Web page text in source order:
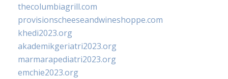
thecolumbiagrill.com
provisionscheeseandwineshoppe.com
khedi2023.org
akademikgeriatri2023.org
marmarapediatri2023.org
emchie2023.org